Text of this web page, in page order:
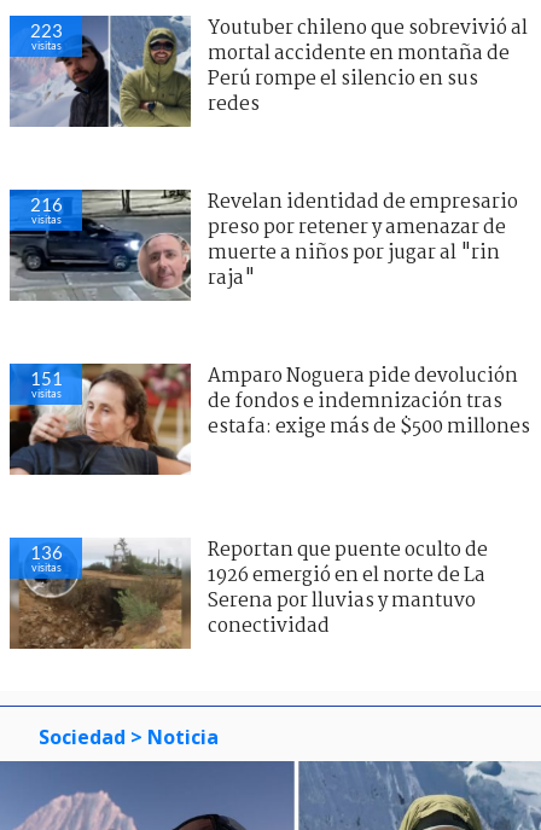
223
visitas
Youtuber chileno que sobrevivió al
mortal accidente en montaña de
Perú rompe el silencio en sus
redes
216
visitas
Revelan identidad de empresario
preso por retener y amenazar de
muerte a niños por jugar al "rin
raja"
151
visitas
Amparo Noguera pide devolución
de fondos e indemnización tras
estafa: exige más de $500 millones
136
visitas
Reportan que puente oculto de
1926 emergió en el norte de La
Serena por lluvias y mantuvo
conectividad
Sociedad > Noticia